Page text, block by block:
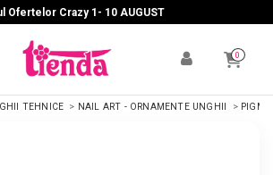
Ofertelor Crazy 1- 10 AUGUST
0
TEHNICE NAIL ART - ORNAMENTE UNGHII